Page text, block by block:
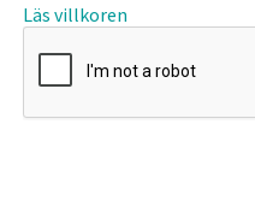
Läs villkoren